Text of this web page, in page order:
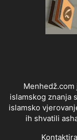
islamskog znanja
islamsko
ih shvatili